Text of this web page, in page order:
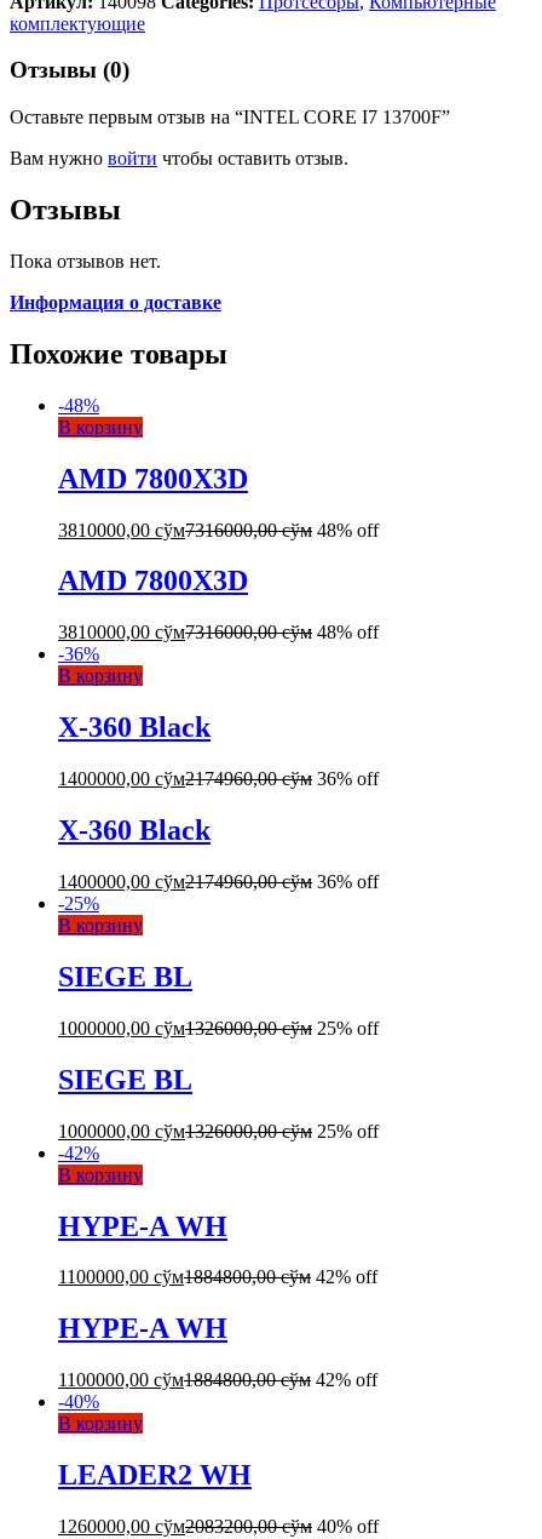
комплектующие
Отзывы (0)
Оставьте первым отзыв на “INTEL CORE I7 13700F”
Вам нужно войти чтобы оставить отзыв.
Отзывы
Пока отзывов нет.
Информация о доставке
Похожие товары
-48%
В корзину
AMD 7800X3D
3810000,00 сўм7316000,00сўм 48% off
AMD 7800X3D
3810000,00 сўм7316000,00сўм 48% off
-36%
В корзину
X-360 Black
1400000,00 сўм2174960,00сўм 36% off
X-360 Black
1400000,00 сўм2174960,00сўм 36% off
-25%
В корзину
SIEGE BL
1000000,00 сўм1326000,00сўм 25% off
SIEGE BL
1000000,00 сўм1326000,00сўм 25% off
-42%
В корзину
HYPE-A WH
1100000,00 сўм1884800,00сўм 42% off
HYPE-A WH
1100000,00 сўм1884800,00сўм 42% off
-40%
В корзину
LEADER2 WH
1260000,00 сўм2083200,00сўм 40% off